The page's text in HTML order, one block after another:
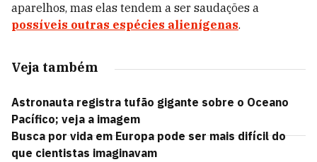
aparelhos, mas elas tendem a ser saudações a
possíveis outras espécies alienígenas.
Veja também
Astronauta registra tufão gigante sobre o Oceano
Pacífico; veja a imagem
Busca por vida em Europa pode ser mais difícil do
que cientistas imaginavam